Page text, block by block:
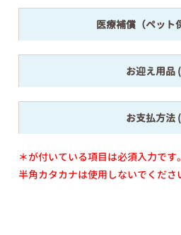
医療補償（ペット
お迎え用品
お支払方法
＊が付いている項目は必須入力です。
半角カタカナは使用しないでくださ